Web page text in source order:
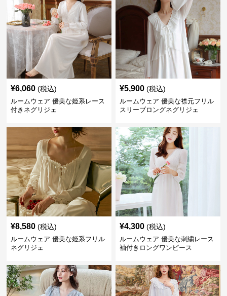
¥6,060 (税込)
ルームウェア 優美な姫系レース
付きネグリジェ
¥5,900 (税込)
ルームウェア 優美な襟元フリル
スリーブロングネグリジェ
¥8,580 (税込)
ルームウェア 優美な姫系フリル
ネグリジェ
¥4,300 (税込)
ルームウェア 優美な刺繍レース
袖付きロングワンピース